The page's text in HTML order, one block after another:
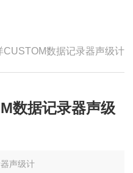
CUSTOM数据记录器声级计
数据记录器声级
声级计